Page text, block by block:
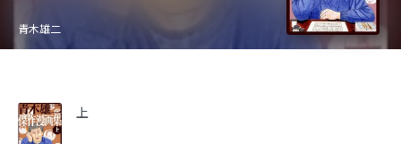
青木雄二
上